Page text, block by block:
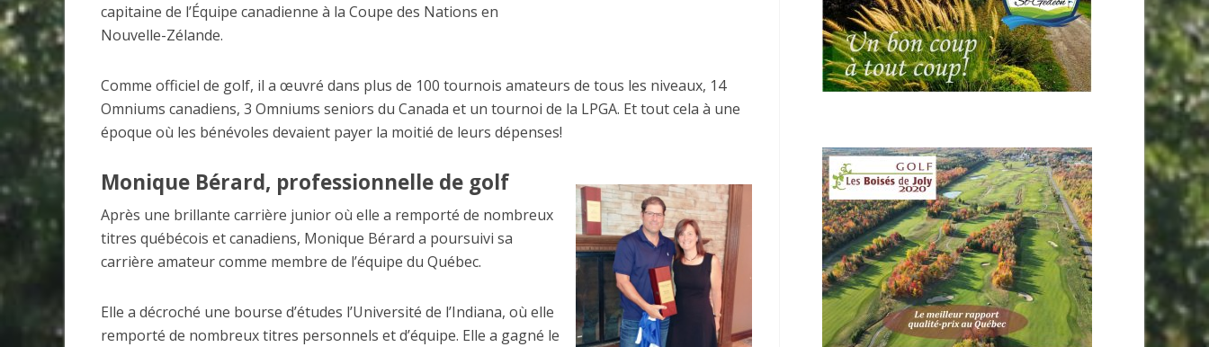
capitaine de l’Équipe canadienne à la Coupe des Nations en
Nouvelle-Zélande.
Comme officiel de golf, il a œuvré dans plus de 100 tournois amateurs de tous les niveaux, 14
Omniums canadiens, 3 Omniums seniors du Canada et un tournoi de la LPGA. Et tout cela à une
époque où les bénévoles devaient payer la moitié de leurs dépenses!
Monique Bérard, professionnelle de golf
Après une brillante carrière junior où elle a remporté de nombreux
titres québécois et canadiens, Monique Bérard a poursuivi sa
carrière amateur comme membre de l’équipe du Québec.
Elle a décroché une bourse d’études l’Université de l’Indiana, où elle
remporté de nombreux titres personnels et d’équipe. Elle a gagné le